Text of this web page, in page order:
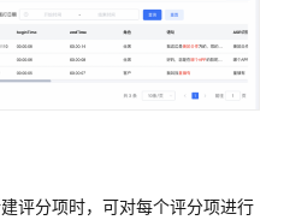
评分项时，可对每个评分项进行